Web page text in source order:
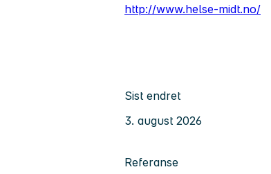
http://www.helse-midt.no/
Sist endret
3. august 2026
Referanse